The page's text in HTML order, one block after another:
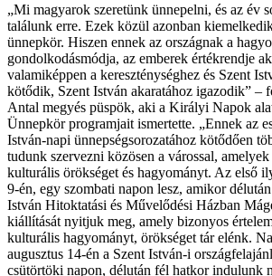
„Mi magyarok szeretünk ünnepelni, és az év
találunk erre. Ezek közül azonban
ünnepkör. Hiszen ennek az országnak a
gondolkodásmódja, az emberek értékrendje
valamiképpen a kereszténységhez és Szent
kötődik, Szent István akaratához igazodik” –
Antal megyés püspök, aki a Királyi Napok
Ünnepkör programjait ismertette. „Ennek az
István-napi ünnepségsorozatához kötődően
tudunk szervezni közösen a várossal,
kulturális örökséget és hagyományt. Az első
9-én, egy szombati napon lesz, amikor
István Hitoktatási és Művelődési Házban
kiállítását nyitjuk meg, amely bizonyos
kulturális hagyományt, örökséget tár elénk.
augusztus 14-én a Szent István-i
csütörtöki napon, délután fél hatkor indulunk